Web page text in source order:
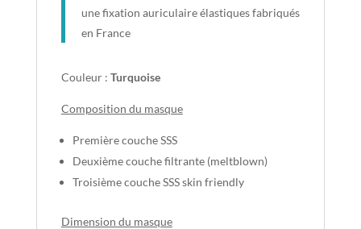
une fixation auriculaire élastiques fabriqués
en France
Couleur : Turquoise
Composition du masque
Première couche SSS
Deuxième couche filtrante (meltblown)
Troisième couche SSS skin friendly
Dimension du masque